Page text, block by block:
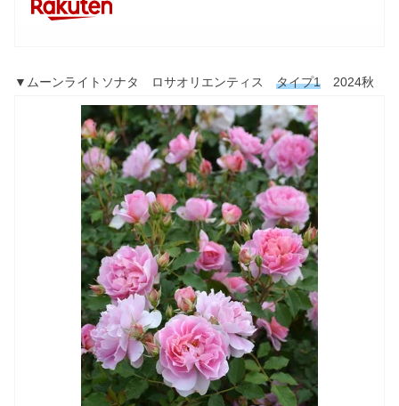
▼ムーンライトソナタ ロサオリエンティス タイプ1 2024秋